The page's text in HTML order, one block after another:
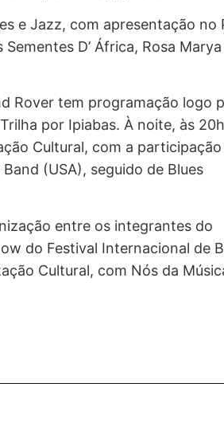
e Jazz, com apresentação no
D’ África, Rosa Marya
Rover tem programação logo
por Ipiabas. À noite, às
Cultural, com a
(USA), seguido de Blues
entre os integrantes do
do Festival Internacional de
Cultural, com Nós da